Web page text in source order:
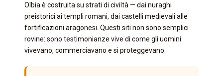
Olbia è costruita su strati di civiltà — dai nuraghi
preistorici ai templi romani, dai castelli medievali alle
fortificazioni aragonesi. Questi siti non sono semplici
rovine: sono testimonianze vive di come gli uomini
vivevano, commerciavano e si proteggevano.